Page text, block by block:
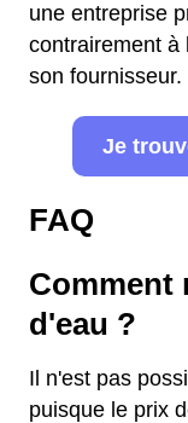
une entreprise
contrairement à
son fournisseur.
Je
FAQ
Comment
d'eau ?
Il n'est pas
puisque le prix